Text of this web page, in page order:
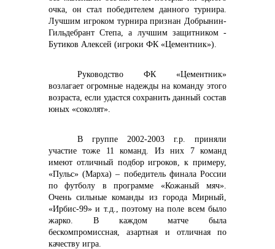
+7 (423) 234 50 50
info@vostokcement.ru
очка, он стал победителем данного турнира.
Лучшим игроком турнира признан Добрынин-
Гильдебрант Степа, а лучшим защитником -
Бутиков Алексей (игроки ФК «Цементник»).
Руководство ФК «Цементник»
возлагает огромные надежды на команду этого
возраста, если удастся сохранить данный состав
юных «соколят».
В группе 2002-2003 г.р. приняли
участие тоже 11 команд. Из них 7 команд
имеют отличный подбор игроков, к примеру,
«Пульс» (Марха) – победитель финала России
по футболу в программе «Кожаный мяч».
Очень сильные команды из города Мирный,
«Ирбис-99» и т.д., поэтому на поле всем было
жарко. В каждом матче была
бескомпромиссная, азартная и отличная по
качеству игра.